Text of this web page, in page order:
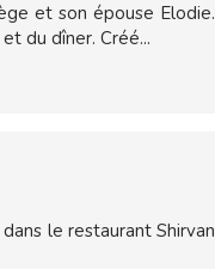
et son épouse Elodie.
du dîner. Créé...
le restaurant Shirvan